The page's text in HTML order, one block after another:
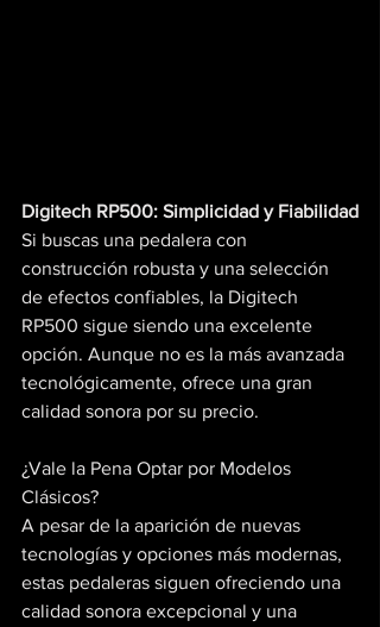
Digitech RP500: Simplicidad y Fiabilidad
Si buscas una pedalera con
construcción robusta y una selección
de efectos confiables, la Digitech
RP500 sigue siendo una excelente
opción. Aunque no es la más avanzada
tecnológicamente, ofrece una gran
calidad sonora por su precio.
¿Vale la Pena Optar por Modelos
Clásicos?
A pesar de la aparición de nuevas
tecnologías y opciones más modernas,
estas pedaleras siguen ofreciendo una
calidad sonora excepcional y una